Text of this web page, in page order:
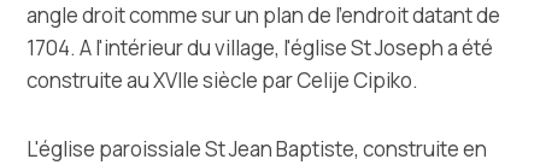
Villa Nika, Kamberovo šetalište 30,
21216 Kaštel Stari, Hrvatska
Les directions
angle droit comme sur un plan de l'endroit datant de
1704. A l'intérieur du village, l'église St Joseph a été
construite au XVIIe siècle par Celije Cipiko.
L'église paroissiale St Jean Baptiste, construite en